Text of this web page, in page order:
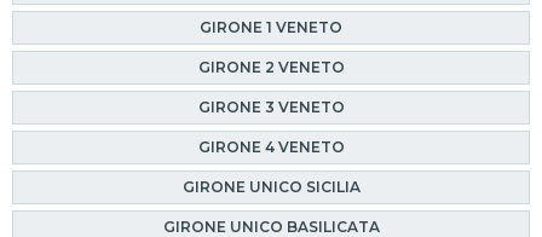
GIRONE 1 VENETO
GIRONE 2 VENETO
GIRONE 3 VENETO
GIRONE 4 VENETO
GIRONE UNICO SICILIA
GIRONE UNICO BASILICATA